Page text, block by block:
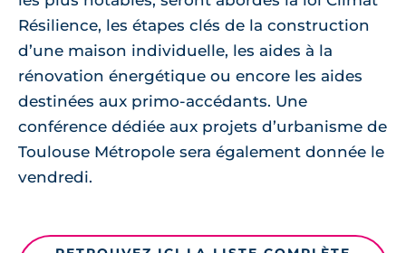
Résilience, les étapes clés de la construction
d’une maison individuelle, les aides à la
rénovation énergétique ou encore les aides
destinées aux primo-accédants. Une
conférence dédiée aux projets d’urbanisme de
Toulouse Métropole sera également donnée le
vendredi.